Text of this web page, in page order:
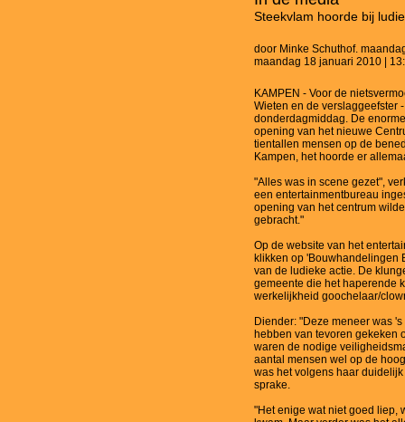
Steekvlam hoorde bij
door Minke Schuthof.
maandag 18 januari 2010 |
KAMPEN - Voor de
Wieten en de verslaggeefster
donderdagmiddag. De
opening van het nieuwe
tientallen mensen op de
Kampen, het hoorde er
"Alles was in scene gezet",
een entertainmentbureau
opening van het centrum
gebracht."
Op de website van het
klikken op 'Bouwhandelingen
van de ludieke actie. De
gemeente die het haperende
werkelijkheid goochelaar/
Diender: "Deze meneer was
hebben van tevoren gekeken
waren de nodige
aantal mensen wel op de
was het volgens haar
sprake.
"Het enige wat niet goed liep,